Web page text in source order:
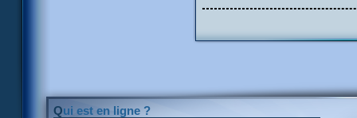
Qui est en ligne ?